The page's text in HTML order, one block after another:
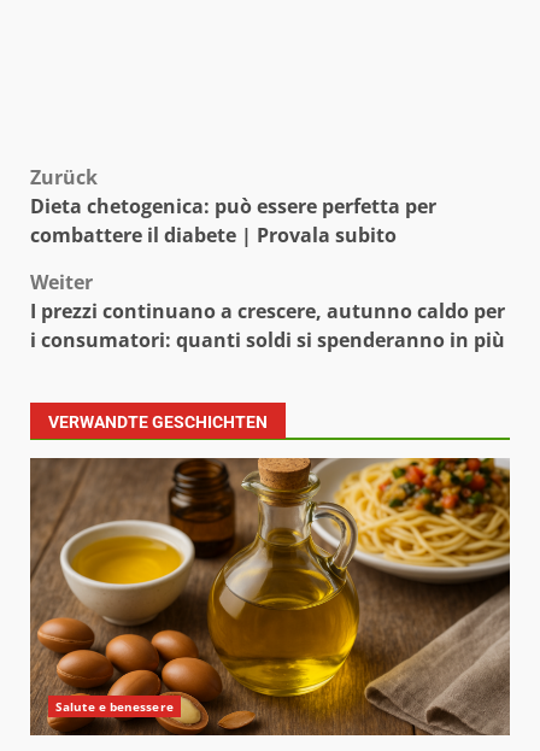
Beitragsnavigation
Zurück
Dieta chetogenica: può essere perfetta per
combattere il diabete | Provala subito
Weiter
I prezzi continuano a crescere, autunno caldo per
i consumatori: quanti soldi si spenderanno in più
VERWANDTE GESCHICHTEN
Salute e benessere